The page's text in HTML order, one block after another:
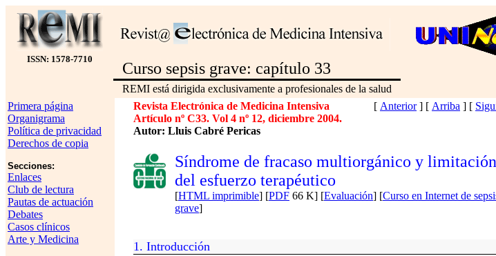
ISSN: 1578-7710
Curso sepsis grave: capítulo 33
REMI está dirigida exclusivamente a profesionales de la salud
Primera página
Organigrama
Política de privacidad
Derechos de copia
Secciones:
Enlaces
Club de lectura
Pautas de actuación
Debates
Casos clínicos
Arte y Medicina
Revista Electrónica de Medicina Intensiva
Artículo nº C33. Vol 4 nº 12, diciembre 2004.
Autor: Lluis Cabré Pericas
[ Anterior] [ Arriba ] [
Síndrome de fracaso multiorgánico y limitación
del esfuerzo terapéutico
[HTML imprimible] [PDF 66 K] [Evaluación] [Curso en Internet de
grave]
1. Introducción